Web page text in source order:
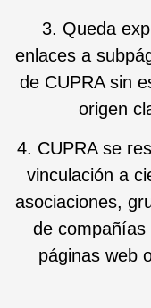
3. Queda
enlaces a
de CUPRA sin
origen
4. CUPRA se
vinculación a
asociaciones,
de compañías
páginas web